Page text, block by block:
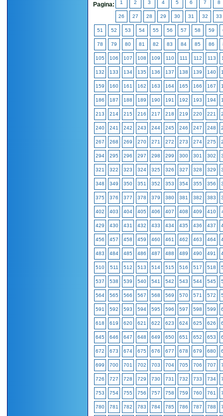
Pagina: 1 2 3 4 5 6 7 8
26 27 28 29 30 31 32 33
51 52 53 54 55 56 57 58 59
78 79 80 81 82 83 84 85 86
105 106 107 108 109 110 111 112 113
132 133 134 135 136 137 138 139 140
159 160 161 162 163 164 165 166 167
186 187 188 189 190 191 192 193 194
213 214 215 216 217 218 219 220 221
240 241 242 243 244 245 246 247 248
267 268 269 270 271 272 273 274 275
294 295 296 297 298 299 300 301 302
321 322 323 324 325 326 327 328 329
348 349 350 351 352 353 354 355 356
375 376 377 378 379 380 381 382 383
402 403 404 405 406 407 408 409 410
429 430 431 432 433 434 435 436 437
456 457 458 459 460 461 462 463 464
483 484 485 486 487 488 489 490 491
510 511 512 513 514 515 516 517 518
537 538 539 540 541 542 543 544 545
564 565 566 567 568 569 570 571 572
591 592 593 594 595 596 597 598 599
618 619 620 621 622 623 624 625 626
645 646 647 648 649 650 651 652 653
672 673 674 675 676 677 678 679 680
699 700 701 702 703 704 705 706 707
726 727 728 729 730 731 732 733 734
753 754 755 756 757 758 759 760 761
780 781 782 783 784 785 786 787 788